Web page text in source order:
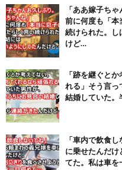
【画像】テイルズで一番マ
(6/22)
Powered by livedoor 相互RSS
「ああ嫁子ち
前に何度も「本
続けられた。し
けど…
「跡を継ぐと
れる」そう言っ
結婚していた
「車内で飲食
に乗せたんだけ
てた。私は車